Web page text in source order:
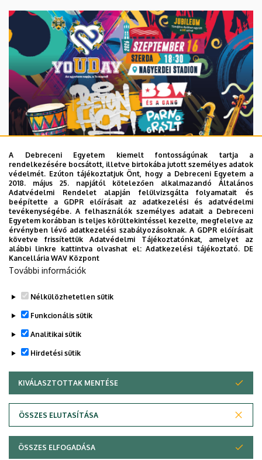
2026. augusztus 6.
Közeleg a 10. yoUDay, hazai sztárok
a láthatáron
HALLGATÓK INTÉZMÉNYI
Adatvédelem
A Debreceni Egyetem kiemelt fontosságúnak tartja a
rendelkezésére bocsátott, illetve birtokába jutott személyes adatok
védelmét. Ezúton tájékoztatjuk Önt, hogy a Debreceni Egyetem a
2018. május 25. napjától kötelezően alkalmazandó Általános
Adatvédelmi Rendelet alapján felülvizsgálta folyamatait és
beépítette a GDPR előírásait az adatkezelési és adatvédelmi
tevékenységébe. A felhasználók személyes adatait a Debreceni
Egyetem korábban is teljes körültekintéssel kezelte, megfelelve az
érvényben lévő adatkezelési szabályozásoknak. A GDPR előírásait
követve frissítettük Adatvédelmi Tájékoztatónkat, amelyet az
alábbi linkre kattintva olvashat el:Adatkezelési tájékoztató. DE
Kancellária WAV Központ
További információk
Nélkülözhetetlen sütik
Funkcionális sütik
Analitikai sütik
Hirdetési sütik
KIVÁLASZTOTTAK MENTÉSE
ÖSSZES ELUTASÍTÁSA
WITHDRAW CONSENT
ÖSSZES ELFOGADÁSA